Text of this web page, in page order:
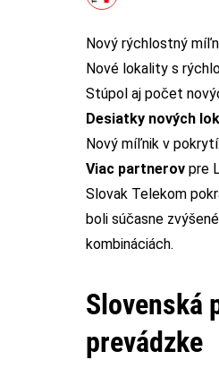
Nový rýchlostný
Nové lokality s
Stúpol aj počet
Desiatky nových
Nový míľnik v pokrytí:
Viac partnerov pre
Slovak Telekom
boli súčasne
kombináciách.
Slovenská
prevádzke